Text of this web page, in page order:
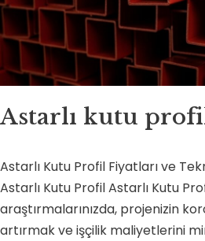
Astarlı kutu
Astarlı Kutu Profil Fiyatları ve
Astarlı Kutu Profil Astarlı Kutu
araştırmalarınızda, projenizin
artırmak ve işçilik maliyetlerini